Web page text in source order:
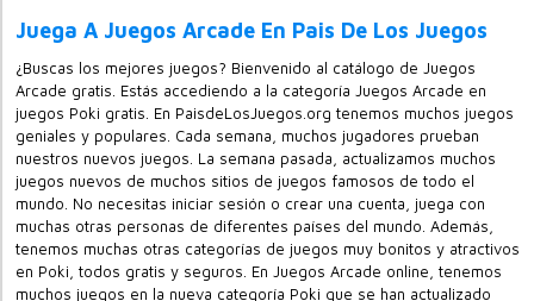
Juega A Juegos Arcade En Pais De Los Juegos
¿Buscas los mejores juegos? Bienvenido al catálogo de Juegos
Arcade gratis. Estás accediendo a la categoría Juegos Arcade en
juegos Poki gratis. En PaisdeLosJuegos.org tenemos muchos juegos
geniales y populares. Cada semana, muchos jugadores prueban
nuestros nuevos juegos. La semana pasada, actualizamos muchos
juegos nuevos de muchos sitios de juegos famosos de todo el
mundo. No necesitas iniciar sesión o crear una cuenta, juega con
muchas otras personas de diferentes países del mundo. Además,
tenemos muchas otras categorías de juegos muy bonitos y atractivos
en Poki, todos gratis y seguros. En Juegos Arcade online, tenemos
muchos juegos en la nueva categoría Poki que se han actualizado